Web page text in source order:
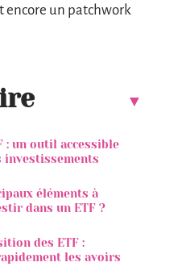
encore un patchwork
: un outil accessible
éléments à
dans un ETF ?
des ETF :
les avoirs